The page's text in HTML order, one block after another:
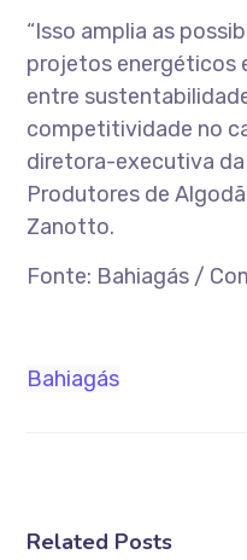
“Isso amplia as
projetos energéticos
entre
competitividade no
diretora-executiva
Produtores de
Zanotto.
Fonte: Bahiagás /
Bahiagás
Related Posts